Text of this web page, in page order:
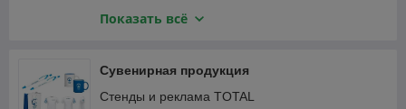
Швонарезчики
Гаечные ключи и трещотки аккумуляторные
Гвоздезабивные пистолеты, степлеры
Дрели
Показать всё
Сувенирная продукция
Стенды и реклама TOTAL